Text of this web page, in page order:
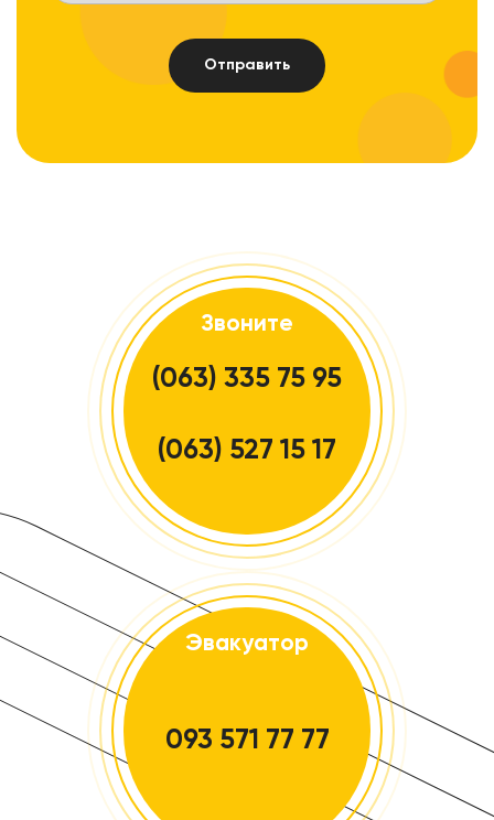
Звоните
(063) 335 75 95
(063) 527 15 17
Эвакуатор
093 571 77 77